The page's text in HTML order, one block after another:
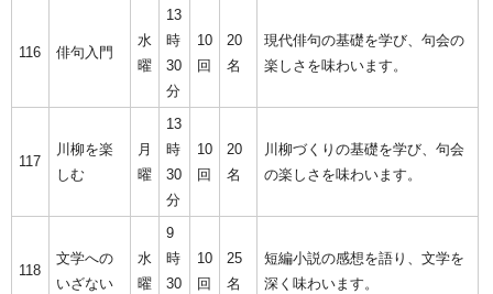
116 俳句入門
水
曜
13
時
30
分
10
回
20
名
現代俳句の基礎を学び、句会の
楽しさを味わいます。
117
川柳を楽
しむ
月
曜
13
時
30
分
10
回
20
名
川柳づくりの基礎を学び、句会
の楽しさを味わいます。
118
文学への
いざない
水
曜
9
時
30
10
回
25
名
短編小説の感想を語り、文学を
深く味わいます。